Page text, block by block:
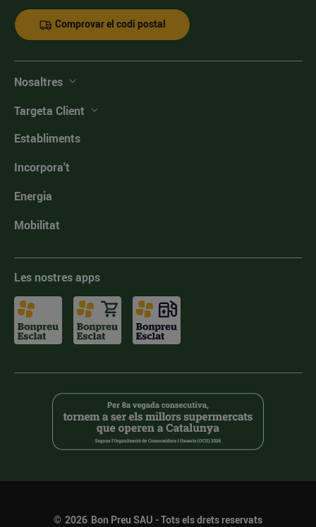
Comprovar el codi postal
Nosaltres
Targeta Client
Establiments
Incorpora't
Energia
Mobilitat
Les nostres apps
© 2026 Bon Preu SAU - Tots els drets reservats